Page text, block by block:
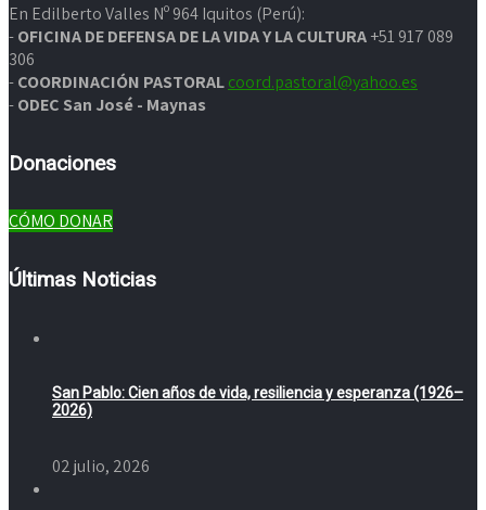
En Edilberto Valles Nº 964 Iquitos (Perú):
-OFICINA DE DEFENSA DE LA VIDA Y LA CULTURA+51 917 089
306
-COORDINACIÓN PASTORALcoord.pastoral@yahoo.es
-ODEC San José - Maynas
Donaciones
CÓMO DONAR
Últimas Noticias
San Pablo: Cien años de vida, resiliencia y esperanza (1926–
2026)
02 julio, 2026